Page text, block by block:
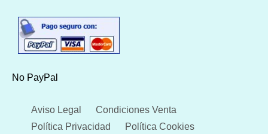
No PayPal
Aviso Legal
Condiciones Venta
Política Privacidad
Política Cookies